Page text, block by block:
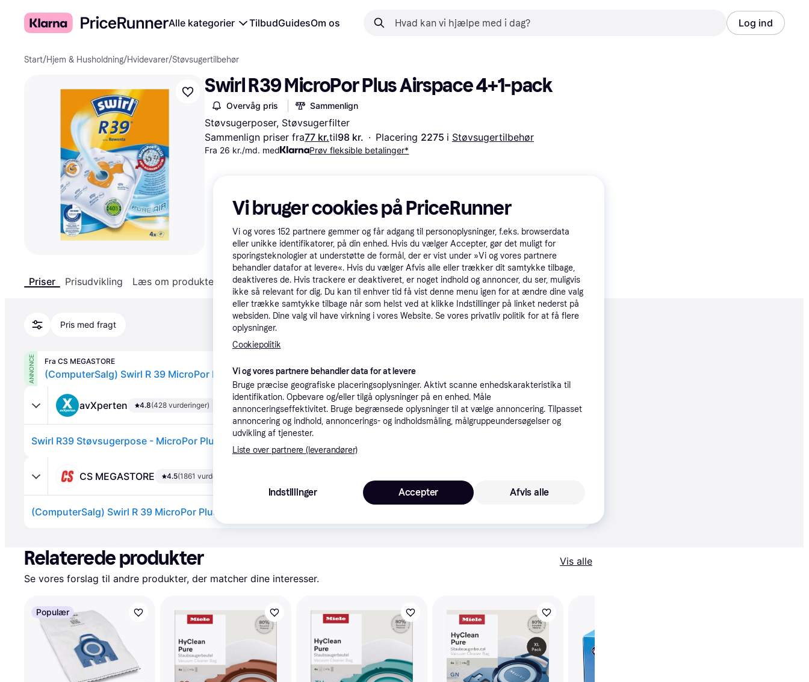
Alle kategorier TilbudGuidesOm os Log ind
Start/Hjem & Husholdning/Hvidevarer/Støvsugertilbehør
Swirl R39 MicroPor Plus Airspace 4+1-pack
Overvåg pris Sammenlign
Støvsugerposer, Støvsugerfilter
Sammenlign priser fra77 kr.til98 kr. · Placering 2275 i Støvsugertilbehør
Fra 26 kr./md. med Prøv fleksible betalinger*
Priser Prisudvikling Læs om produktet Specifikationer
Pris med fragt
ANNONCE Fra CS MEGASTORE
(ComputerSalg) Swirl R 39 MicroPor Plus, Støvpose, Beholder vakuum, Hvid, Rowenta, RO 3900... 3999 Compact Power RO 6300... 6399 Silence Force Compact RO 6400... 64
avXperten 4.8(428 vurderinger) Købsgaranti
Swirl R39 Støvsugerpose - MicroPor Plus - 4 stk + 1 Filter
CS MEGASTORE 4.5(1861 vurderinger)
Relaterede produkter
Vis alle
Se vores forslag til andre produkter, der matcher dine interesser.
Populær
Vi bruger cookies på PriceRunner
Vi og vores 152 partnere gemmer og får adgang til personoplysninger, f.eks. browserdata
eller unikke identifikatorer, på din enhed. Hvis du vælger Accepter, gør det muligt for
sporingsteknologier at understøtte de formål, der er vist under »Vi og vores partnere
behandler datafor at levere«. Hvis du vælger Afvis alle eller trækker dit samtykke tilbage,
deaktiveres de. Hvis trackere er deaktiveret, er noget indhold og annoncer, du ser, muligvis
ikke så relevant for dig. Du kan til enhver tid få vist denne menu igen for at ændre dine valg
eller trække samtykke tilbage når som helst ved at klikke Indstillinger på linket nederst på
websiden. Dine valg vil have virkning i vores Website. Se vores privatliv politik for at få flere
oplysninger.
Cookiepolitik
Vi og vores partnere behandler data for at levere
Bruge præcise geografiske placeringsoplysninger. Aktivt scanne enhedskarakteristika til
identifikation. Opbevare og/eller tilgå oplysninger på en enhed. Måle
annonceringseffektivitet. Bruge begrænsede oplysninger til at vælge annoncering. Tilpasset
annoncering og indhold, annoncerings- og indholdsmåling, målgruppeundersøgelser og
udvikling af tjenester.
Liste over partnere (leverandører)
Indstillinger Afvis alle
Accepter